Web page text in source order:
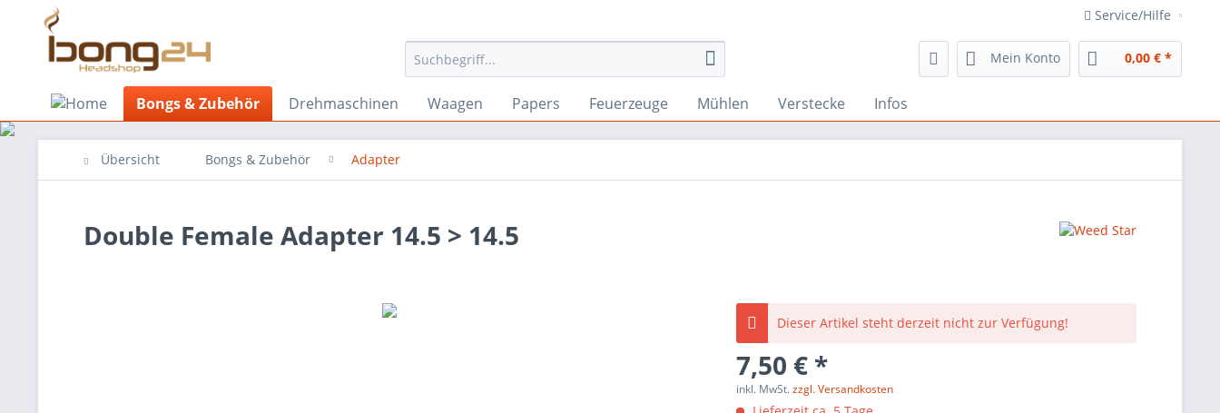
Service/Hilfe
Mein Konto 0,00 € *
Bongs & Zubehör Drehmaschinen Waagen Papers Feuerzeuge Mühlen Verstecke Infos
Übersicht Bongs & Zubehör Adapter
Double Female Adapter 14.5 > 14.5
Dieser Artikel steht derzeit nicht zur Verfügung!
7,50 € *
inkl. MwSt.zzgl. Versandkosten